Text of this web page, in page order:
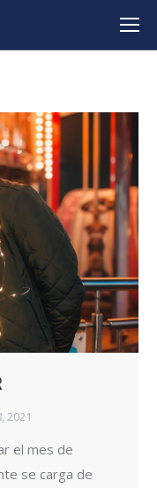
2021
el mes de
se carga de